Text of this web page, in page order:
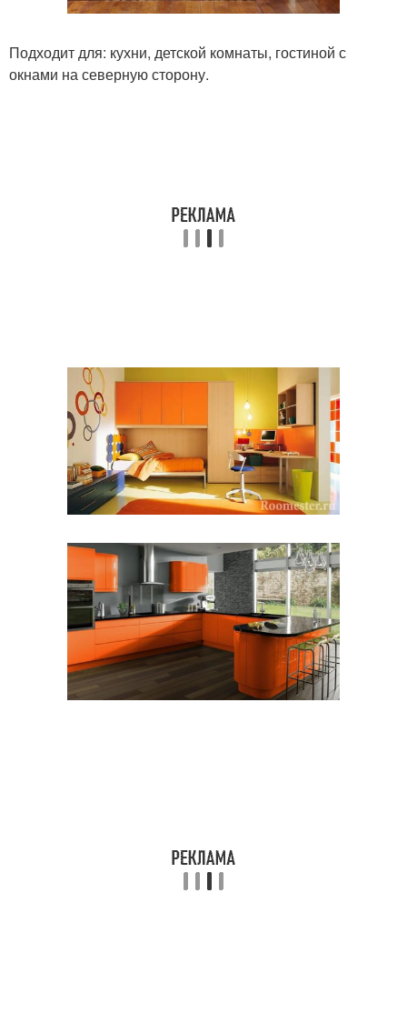
Подходит для: кухни, детской комнаты, гостиной с
окнами на северную сторону.